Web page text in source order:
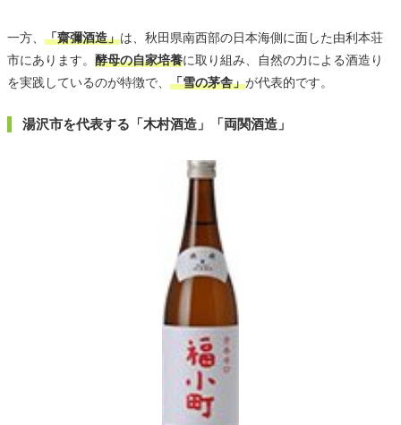
一方、 「齋彌酒造」は、秋田県南西部の日本海側に面した由利本荘
市にあります。 酵母の自家培養に取り組み、自然の力による酒造り
を実践しているのが特徴で、 「雪の茅舎」が代表的です。
湯沢市を代表する「木村酒造」「両関酒造」